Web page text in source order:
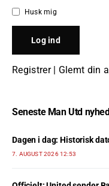
Husk mig
Registrer| Glemt din
Seneste Man Utd
Dagen i dag: Historisk
7. AUGUST 2026 12:53